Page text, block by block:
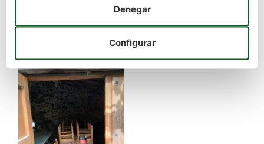
Configurar
Denegar